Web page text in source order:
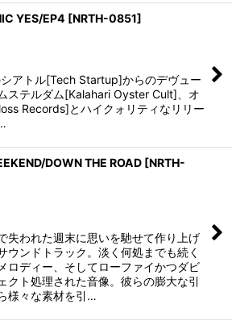
YES/EP4 [NRTH-0851]
アトル[Tech Startup]からのデヴュー
ステルダム[Kalahari Oyster Cult]、オ
Records]とハイクォリティなリリー
DOWN THE ROAD [NRTH-
失われた週末に思いを馳せて作り上げ
ウンドトラック。淡く何処までも続く
ロディー、そしてローファイかつダビ
クト処理された音像。彼らの膨大な引
様々な素材を引…